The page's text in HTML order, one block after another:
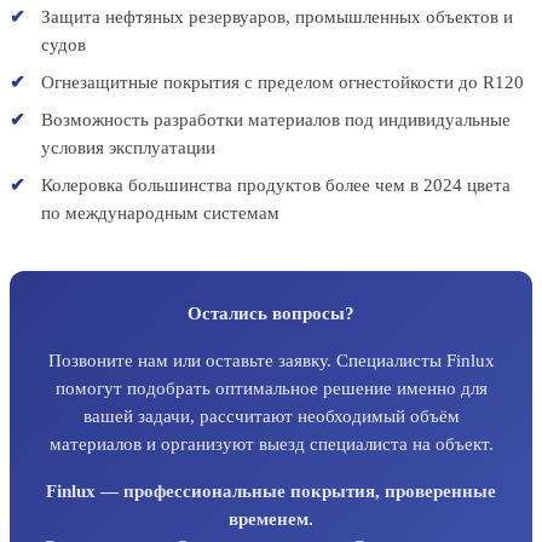
Защита нефтяных резервуаров, промышленных объектов и
судов
Огнезащитные покрытия с пределом огнестойкости до R120
Возможность разработки материалов под индивидуальные
условия эксплуатации
Колеровка большинства продуктов более чем в 2024 цвета
по международным системам
Остались вопросы?
Позвоните нам или оставьте заявку. Специалисты Finlux
помогут подобрать оптимальное решение именно для
вашей задачи, рассчитают необходимый объём
материалов и организуют выезд специалиста на объект.
Finlux — профессиональные покрытия, проверенные
временем.